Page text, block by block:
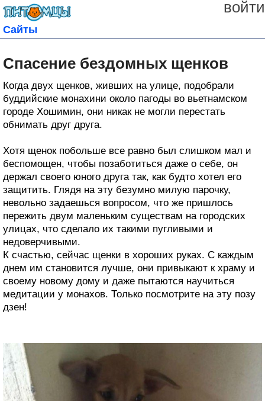
войти
Сайты
Спасение бездомных щенков
Когда двух щенков, живших на улице, подобрали
буддийские монахини около пагоды во вьетнамском
городе Хошимин, они никак не могли перестать
обнимать друг друга.
Хотя щенок побольше все равно был слишком мал и
беспомощен, чтобы позаботиться даже о себе, он
держал своего юного друга так, как будто хотел его
защитить. Глядя на эту безумно милую парочку,
невольно задаешься вопросом, что же пришлось
пережить двум маленьким существам на городских
улицах, что сделало их такими пугливыми и
недоверчивыми.
К счастью, сейчас щенки в хороших руках. С каждым
днем им становится лучше, они привыкают к храму и
своему новому дому и даже пытаются научиться
медитации у монахов. Только посмотрите на эту позу
дзен!